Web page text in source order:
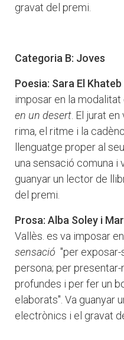
gravat del premi.
Categoria B: Joves
Poesia: Sara El
imposar en la
en un desert . El jurat
rima, el ritme i la
llenguatge proper al
una sensació comuna i
guanyar un lector de
del premi.
Prosa: Alba Soley i
Vallès. es va imposar
sensació "per
persona; per
profundes i per fer un
elaborats". Va guanyar
electrònics i el gravat